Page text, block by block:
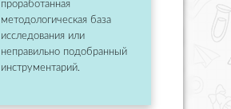
проработанная
методологическая база
исследования или
неправильно подобранный
инструментарий.